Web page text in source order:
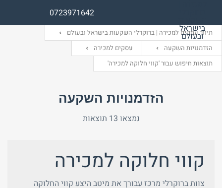
0723971642
שם משתמש (אנגלית)
שם משתמש (אנגלית)
תיווך עסקים למכירה | ברוקרלי השקעות בישראל ובעולם
הזדמנויות השקעה
עסקים למכירה
תוצאות חיפוש עבור 'קווי חלוקה למכירה'
הזדמנויות השקעה
נמצאו 13 תוצאות
קווי חלוקה למכירה
צוות ברוקרלי מרכז עבורך את מיטב היצע קווי החלוקה